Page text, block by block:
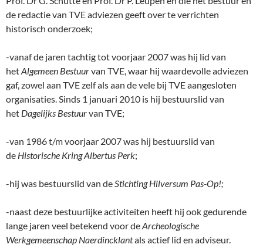
de redactie van TVE adviezen geeft over te verrichten
historisch onderzoek;
-vanaf de jaren tachtig tot voorjaar 2007 was hij lid van
hetAlgemeen Bestuurvan TVE, waar hij waardevolle adviezen
gaf, zowel aan TVE zelf als aan de vele bij TVE aangesloten
organisaties. Sinds 1 januari 2010 is hij bestuurslid van
het Dagelijks Bestuurvan TVE;
-van 1986 t/m voorjaar 2007 was hij bestuurslid van
de Historische Kring Albertus Perk;
-hij was bestuurslid van deStichting Hilversum Pas-Op!;
-naast deze bestuurlijke activiteiten heeft hij ook gedurende
lange jaren veel betekend voor deArcheologische
Werkgemeenschap Naerdincklantals actief lid en adviseur.